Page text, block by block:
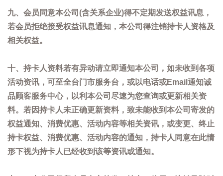
九、会员同意本公司(含关系企业)得不定期发送权益讯息，
若会员拒绝接受权益讯息通知，本公司得注销持卡人资格及
相关权益。
十、持卡人资料若有异动请立即通知本公司，如未收到各项
活动资讯，可至全台门市服务台，或以电话或Email通知诚
品顾客服务中心，以利本公司尽速为您查询或更新相关资
料。若因持卡人未正确更新资料，致未能收到本公司寄发的
权益通知、消费优惠、活动内容等相关资讯，或变更、终止
持卡权益、消费优惠、活动内容的通知，持卡人同意在此情
形下视为持卡人已经收到该等资讯或通知。